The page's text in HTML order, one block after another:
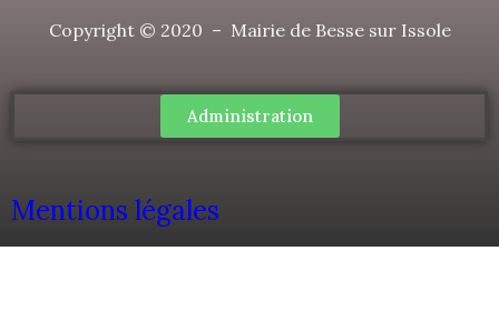
Copyright © 2020 – Mairie de Besse sur Issole
Administration
Mentions légales